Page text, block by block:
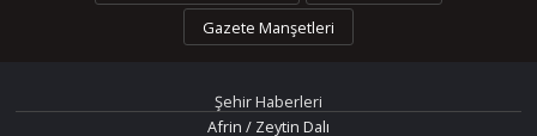
Gazete Manşetleri
Şehir Haberleri
Afrin / Zeytin Dalı